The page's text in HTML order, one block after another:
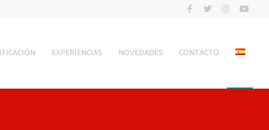
EXPERIENCIAS NOVEDADES CONTACTO